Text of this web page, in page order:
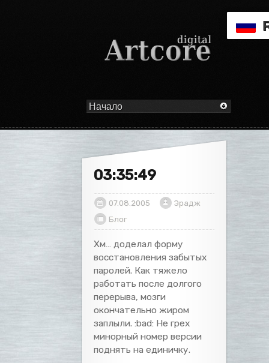
03:35:49
07.08.2005
Эрадж
Блог
Хм… доделал форму
восстановления забытых
паролей. Как тяжело
работать после долгого
перерыва, мозги
окончательно жиром
заплыли. :bad: Не грех
минорный номер версии
поднять на единичку.